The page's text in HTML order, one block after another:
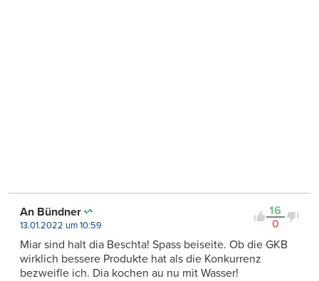
16
0
An Bündner
13.01.2022 um 10:59
Miar sind halt dia Beschta! Spass beiseite. Ob die GKB
wirklich bessere Produkte hat als die Konkurrenz
bezweifle ich. Dia kochen au nu mit Wasser!